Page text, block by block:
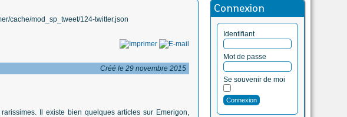
Connexion
Identifiant
Mot de passe
Se souvenir de moi
cache/mod_sp_tweet/124-twitter.json
Créé le 29 novembre 2015
Il existe bien quelques articles sur Emerigon,